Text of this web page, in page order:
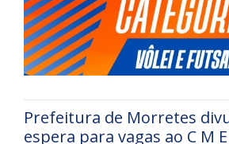
Prefeitura de Morretes
espera para vagas ao C M